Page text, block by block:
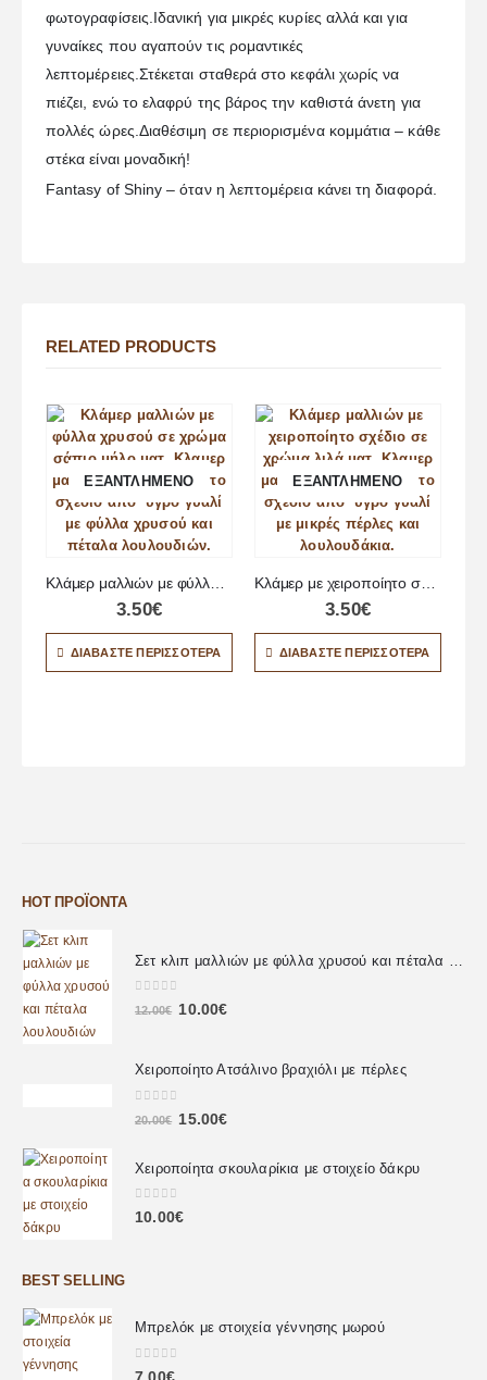
φωτογραφίσεις.Ιδανική για μικρές κυρίες αλλά και για
γυναίκες που αγαπούν τις ρομαντικές
λεπτομέρειες.Στέκεται σταθερά στο κεφάλι χωρίς να
πιέζει, ενώ το ελαφρύ της βάρος την καθιστά άνετη για
πολλές ώρες.Διαθέσιμη σε περιορισμένα κομμάτια – κάθε
στέκα είναι μοναδική!
Fantasy of Shiny – όταν η λεπτομέρεια κάνει τη διαφορά.
RELATED PRODUCTS
ΕΞΑΝΤΛΗΜΈΝΟ
Κλάμερ μαλλιών με φύλλα χρυσού
3.50€
ΔΙΑΒΆΣΤΕ ΠΕΡΙΣΣΌΤΕΡΑ
ΕΞΑΝΤΛΗΜΈΝΟ
Κλάμερ με χειροποίητο σχέδιο
3.50€
ΔΙΑΒΆΣΤΕ ΠΕΡΙΣΣΌΤΕΡΑ
HOT ΠΡΟΪΌΝΤΑ
0out of 5
12.00€ 10.00€
Χειροποίητο Ατσάλινο βραχιόλι με πέρλες
0out of 5
20.00€ 15.00€
Χειροποίητα σκουλαρίκια με στοιχείο δάκρυ
0out of 5
10.00€
BEST SELLING
Μπρελόκ με στοιχεία γέννησης μωρού
0out of 5